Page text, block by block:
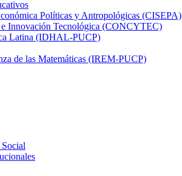
Políticas y Antropológicas (CISEPA)
Innovación Tecnológica (CONCYTEC)
Latina (IDHAL-PUCP)
de las Matemáticas (IREM-PUCP)